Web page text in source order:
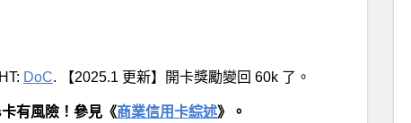
DoC. 【2025.1 更新】開卡獎勵變回 60k 了。
有風險！參見《商業信用卡綜述》。